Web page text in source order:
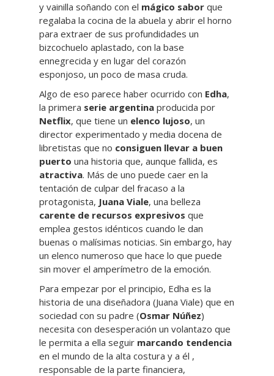
y vainilla soñando con el mágico sabor que
regalaba la cocina de la abuela y abrir el horno
para extraer de sus profundidades un
bizcochuelo aplastado, con la base
ennegrecida y en lugar del corazón
esponjoso, un poco de masa cruda.
Algo de eso parece haber ocurrido con Edha,
la primera serie argentina producida por
Netflix, que tiene un elenco lujoso, un
director experimentado y media docena de
libretistas que no consiguen llevar a buen
puerto una historia que, aunque fallida, es
atractiva. Más de uno puede caer en la
tentación de culpar del fracaso a la
protagonista, Juana Viale, una belleza
carente de recursos expresivos que
emplea gestos idénticos cuando le dan
buenas o malísimas noticias. Sin embargo, hay
un elenco numeroso que hace lo que puede
sin mover el amperímetro de la emoción.
Para empezar por el principio, Edha es la
historia de una diseñadora (Juana Viale) que en
sociedad con su padre (Osmar Núñez)
necesita con desesperación un volantazo que
le permita a ella seguir marcando tendencia
en el mundo de la alta costura y a él ,
responsable de la parte financiera,